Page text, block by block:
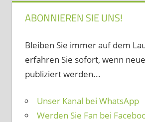
ABONNIEREN SIE UNS!
Bleiben Sie immer auf dem
erfahren Sie sofort, wenn
publiziert werden...
Unser Kanal bei WhatsApp
Werden Sie Fan bei